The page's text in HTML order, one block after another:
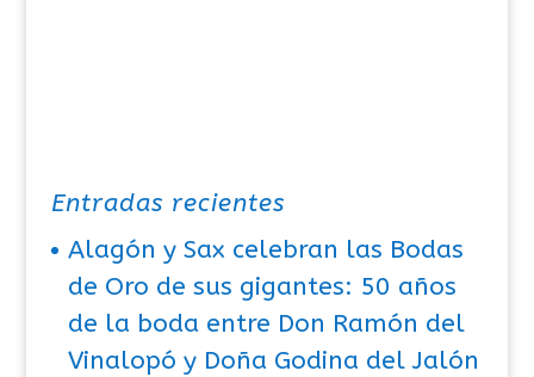
Entradas recientes
Alagón y Sax celebran las Bodas
de Oro de sus gigantes: 50 años
de la boda entre Don Ramón del
Vinalopó y Doña Godina del Jalón